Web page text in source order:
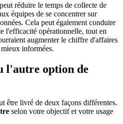
réduire le temps de collecte de
équipes de se concentrer sur
Cela peut également conduire
l'efficacité opérationnelle, tout en
augmenter le chiffre d'affaires
informées.
l'autre option de
être livré de deux façons différentes.
selon votre objectif et votre usage